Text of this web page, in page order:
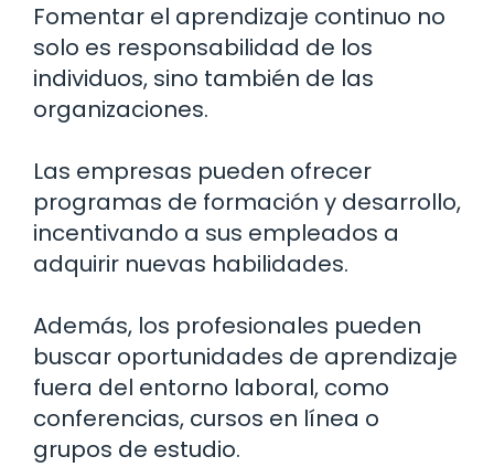
Fomentar el aprendizaje continuo no
solo es responsabilidad de los
individuos, sino también de las
organizaciones.
Las empresas pueden ofrecer
programas de formación y desarrollo,
incentivando a sus empleados a
adquirir nuevas habilidades.
Además, los profesionales pueden
buscar oportunidades de aprendizaje
fuera del entorno laboral, como
conferencias, cursos en línea o
grupos de estudio.